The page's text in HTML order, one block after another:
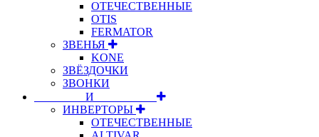
ОТЕЧЕСТВЕННЫЕ
OTIS
FERMATOR
ЗВЕНЬЯ
KONE
ЗВЁЗДОЧКИ
ЗВОНКИ
⠀⠀⠀⠀⠀⠀И⠀⠀⠀⠀⠀⠀⠀
ИНВЕРТОРЫ
ОТЕЧЕСТВЕННЫЕ